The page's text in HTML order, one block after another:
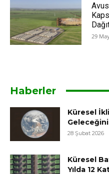
29
Haberler
Küresel
28 Şubat 2026
Küresel
Yılda 12